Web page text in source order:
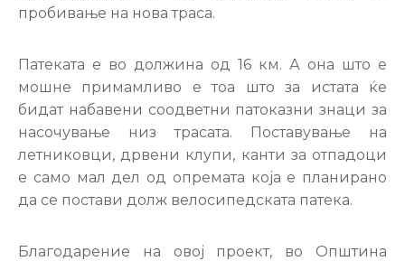
пробивање на нова траса.
Патеката е во должина од 16 км. А она што е
мошне примамливо е тоа што за истата ќе
бидат набавени соодветни патоказни знаци за
насочување низ трасата. Поставување на
летниковци, дрвени клупи, канти за отпадоци
е само мал дел од опремата која е планирано
да се постави долж велосипедската патека.
Благодарение на овој проект, во Општина